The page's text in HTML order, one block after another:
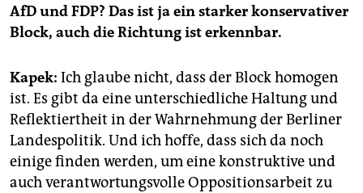
AfD und FDP? Das ist ja ein starker konservativer
Block, auch die Richtung ist erkennbar.
Kapek: Ich glaube nicht, dass der Block homogen
ist. Es gibt da eine unterschiedliche Haltung und
Reflektiertheit in der Wahrnehmung der Berliner
Landespolitik. Und ich hoffe, dass sich da noch
einige finden werden, um eine konstruktive und
auch verantwortungsvolle Oppositionsarbeit zu